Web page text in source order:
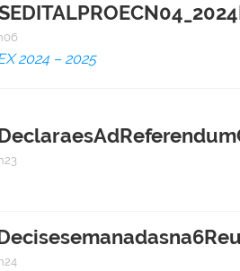
2024 – 2025